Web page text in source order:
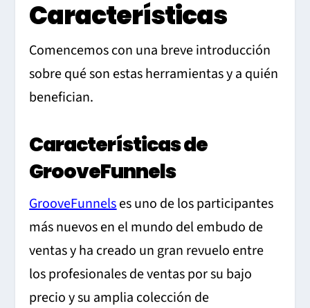
Características
Comencemos con una breve introducción
sobre qué son estas herramientas y a quién
benefician.
Características de
GrooveFunnels
GrooveFunnelses uno de los participantes
más nuevos en el mundo del embudo de
ventas y ha creado un gran revuelo entre
los profesionales de ventas por su bajo
precio y su amplia colección de